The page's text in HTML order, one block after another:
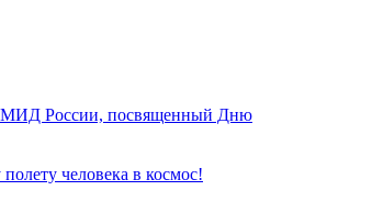
МИД России, посвященный Дню
человека в космос!